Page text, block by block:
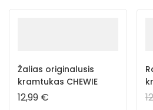
Žalias originalusis
kramtukas CHEWIE
12,99 €